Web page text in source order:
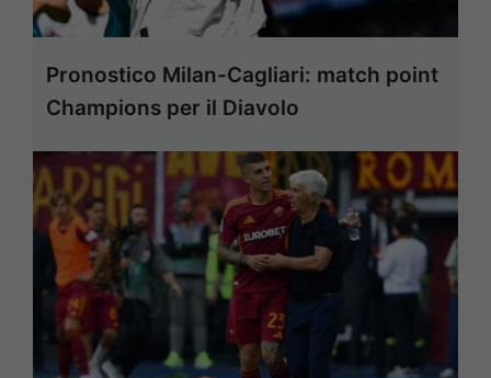
Pronostico Milan-Cagliari: match point
Champions per il Diavolo